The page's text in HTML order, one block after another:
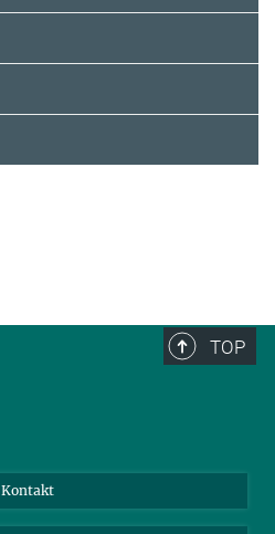
TOP
Kontakt